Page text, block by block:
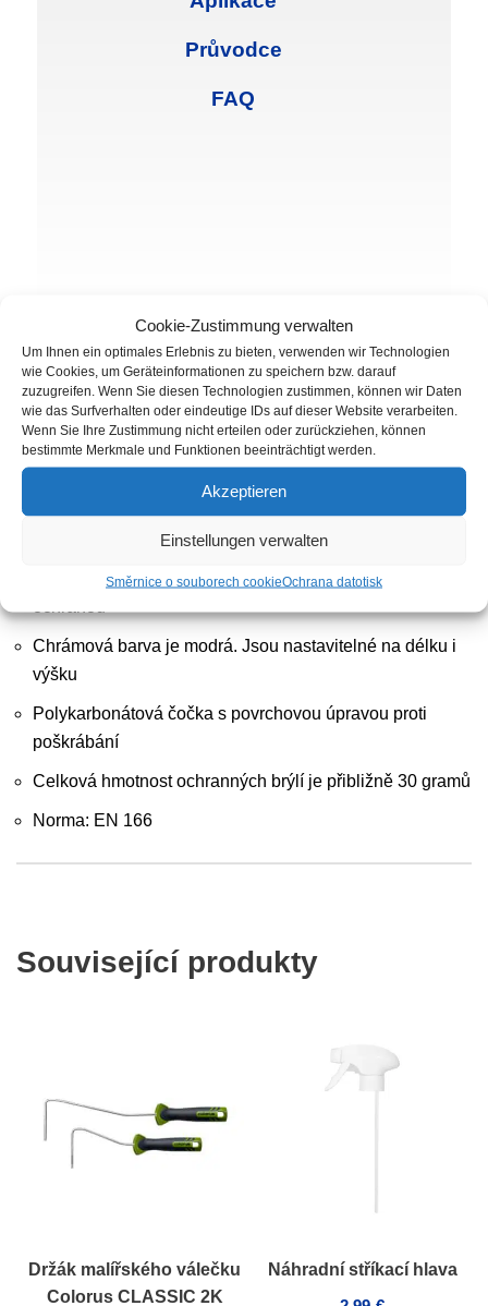
Cookie-Zustimmung verwalten
Um Ihnen ein optimales Erlebnis zu bieten, verwenden wir Technologien
wie Cookies, um Geräteinformationen zu speichern bzw. darauf
zuzugreifen. Wenn Sie diesen Technologien zustimmen, können wir Daten
wie das Surfverhalten oder eindeutige IDs auf dieser Website verarbeiten.
Wenn Sie Ihre Zustimmung nicht erteilen oder zurückziehen, können
bestimmte Merkmale und Funktionen beeinträchtigt werden.
Akzeptieren
Einstellungen verwalten
Směrnice o souborech cookieOchrana datotisk
Průvodce
FAQ
Ochranné brýle BASIC s dobrým
komfortem nošení a integrovanou
boční ochranou dle DIN EN 166
Vlastnosti produktu
Brýle BASIC jsou vybaveny integrovanou boční
Chrámová barva je modrá. Jsou nastavitelné na délku i
výšku
Polykarbonátová čočka s povrchovou úpravou proti
poškrábání
Celková hmotnost ochranných brýlí je přibližně 30 gramů
Norma: EN 166
Související produkty
Držák malířského válečku
Colorus CLASSIC 2K
Náhradní stříkací hlava